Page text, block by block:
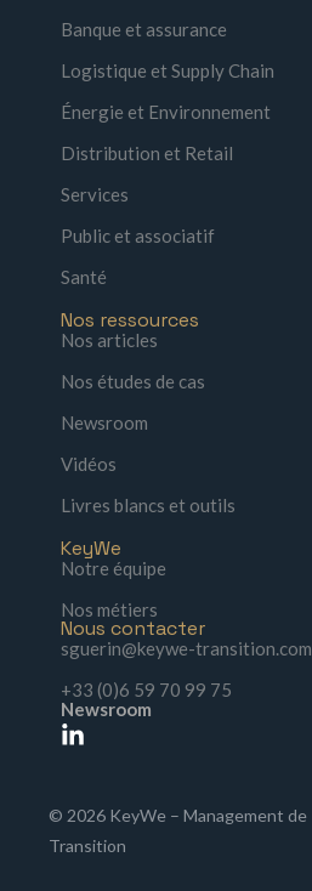
Banque et assurance
Logistique et Supply Chain
Énergie et Environnement
Distribution et Retail
Services
Public et associatif
Santé
Nos ressources
Nos articles
Nos études de cas
Newsroom
Vidéos
Livres blancs et outils
KeyWe
Notre équipe
Nos métiers
Nous contacter
sguerin@keywe-transition.com
+33 (0)6 59 70 99 75
Newsroom
© 2026 KeyWe – Management de
Transition